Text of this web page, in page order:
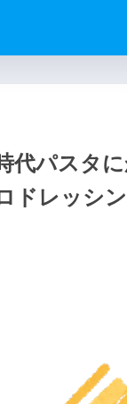
代パスタ
ドレッシ